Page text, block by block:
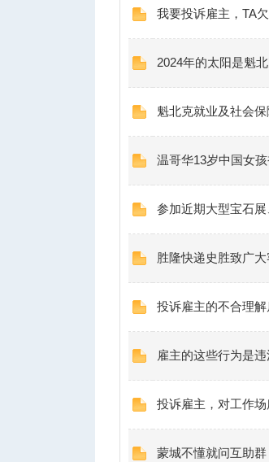
我要投诉雇主，TA
2024年的太阳是魁
魁北克就业及社会
温哥华13岁中国女
参加近期大型宝石
胜隆快递史胜致广
投诉雇主的不合理
雇主的这些行为是
投诉雇主，对工作
蒙城不懂就问互助群